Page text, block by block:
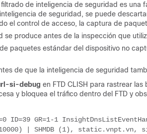
de inteligencia de seguridad es una
de seguridad, se puede
el control de acceso, la captura de
se produce antes de la inspección que
paquetes estándar del dispositivo no
de que la inteligencia de seguridad
si-debug en FTD CLISH para rastrear
y bloquea el tráfico dentro del FTD y
ID=39 GR=1-1
| SHMDB (1),